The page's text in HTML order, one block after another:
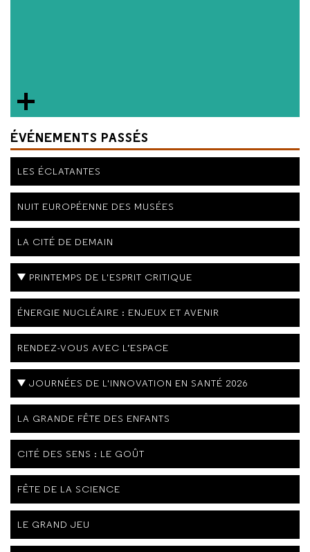
ÉVÉNEMENTS PASSÉS
LES ÉCLATANTES
NUIT EUROPÉENNE DES MUSÉES
LA CITÉ DE DEMAIN
PRINTEMPS DE L'ESPRIT CRITIQUE
ÉNERGIE NUCLÉAIRE : ENJEUX ET AVENIR
RENDEZ-VOUS AVEC L’ESPACE
JOURNÉES DE L'INNOVATION EN SANTÉ 2026
LA GRANDE FÊTE DES ENFANTS
CITÉ DES SENS : LE GOÛT
FÊTE DE LA SCIENCE
LE GRAND JEU